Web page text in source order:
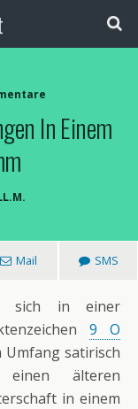
In Einem
Mail SMS
sich in einer
9 O
Umfang satirisch
älteren
in einem